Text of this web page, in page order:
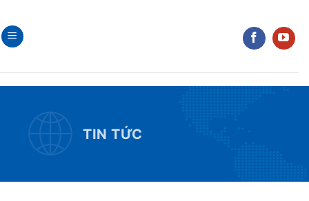
to
content
TIN TỨC